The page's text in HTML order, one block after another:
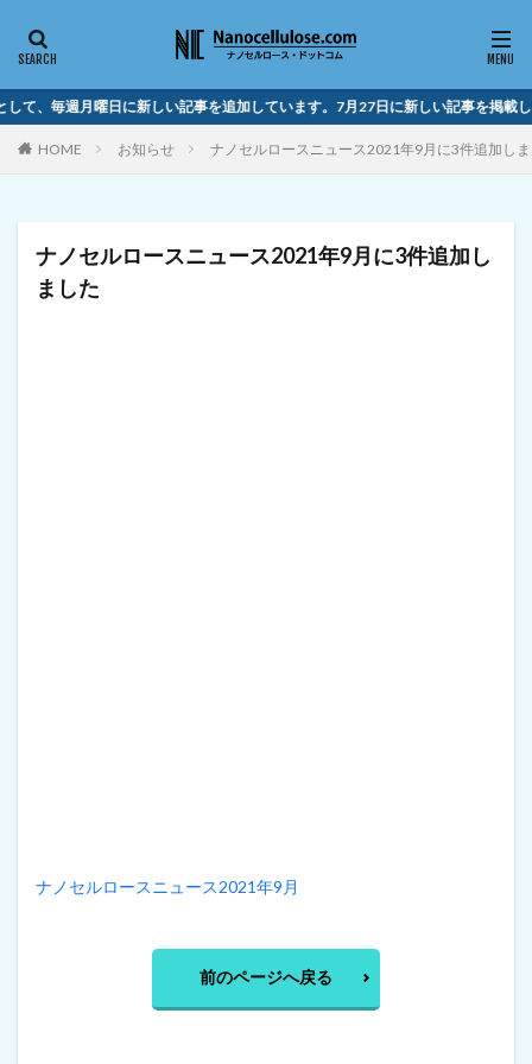
て、毎週月曜日に新しい記事を追加しています。7月27日に新しい記事を掲載し
HOME お知らせ ナノセルロースニュース2021年9月に3件追加し
ナノセルロースニュース2021年9月に3件追加し
ました
ナノセルロースニュース2021年9月
前のページへ戻る